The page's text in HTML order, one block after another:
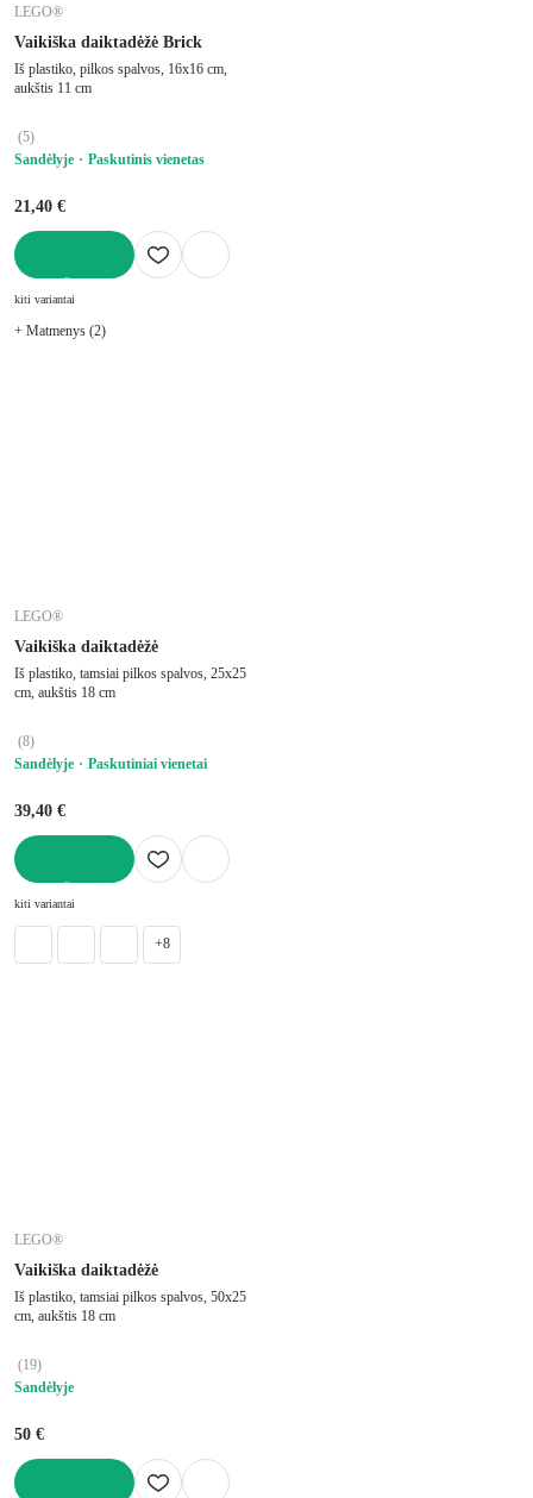
LEGO®
Vaikiška daiktadėžė Brick
Iš plastiko, pilkos spalvos, 16x16 cm,
aukštis 11 cm
(5)
Sandėlyje
Paskutinis vienetas
21,40 €
kiti variantai
+ Matmenys (2)
LEGO®
Vaikiška daiktadėžė
Iš plastiko, tamsiai pilkos spalvos, 25x25
cm, aukštis 18 cm
(8)
Sandėlyje
Paskutiniai vienetai
39,40 €
kiti variantai
+8
LEGO®
Vaikiška daiktadėžė
Iš plastiko, tamsiai pilkos spalvos, 50x25
cm, aukštis 18 cm
(19)
Sandėlyje
50 €